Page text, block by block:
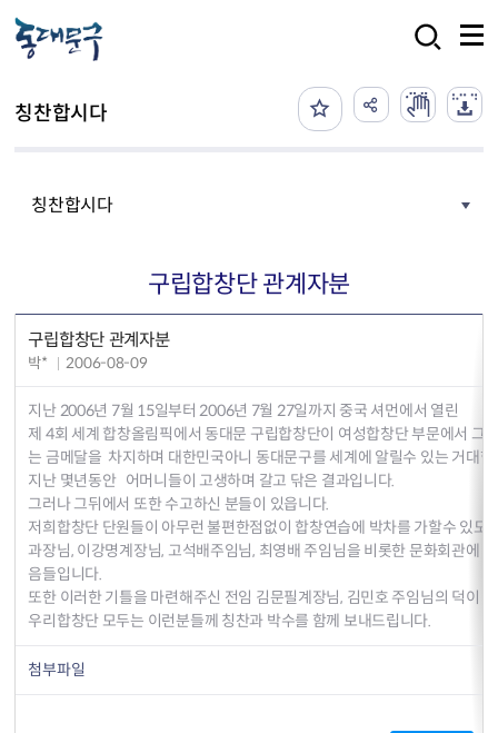
칭찬합시다
칭찬합시다
구립합창단 관계자분
구립합창단 관계자분
박* 2006-08-09
지난 2006년 7월 15일부터 2006년 7월 27일까지 중국 셔먼에서 열린
제 4회 세계 합창올림픽에서 동대문 구립합창단이 여성합창단 부문에서 그
는 금메달을 차지하며 대한민국아니 동대문구를 세계에 알릴수 있는 거대
지난 몇년동안 어머니들이 고생하며 갈고 닦은 결과입니다.
그러나 그뒤에서 또한 수고하신 분들이 있읍니다.
저희합창단 단원들이 아무런 불편한점없이 합창연습에 박차를 가할수 있도
과장님, 이강명계장님, 고석배주임님, 최영배 주임님을 비롯한 문화회관에
음들입니다.
또한 이러한 기틀을 마련해주신 전임 김문필계장님, 김민호 주임님의 덕이
우리합창단 모두는 이런분들께 칭찬과 박수를 함께 보내드립니다.
첨부파일